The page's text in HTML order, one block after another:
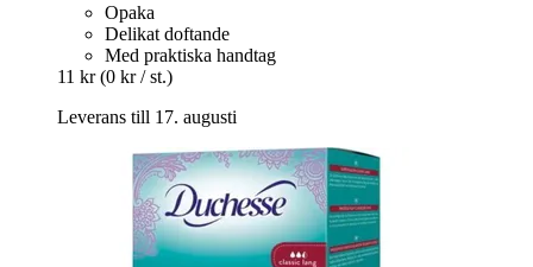
Opaka
Delikat doftande
Med praktiska handtag
11 kr (0 kr / st.)
Leverans till 17. augusti